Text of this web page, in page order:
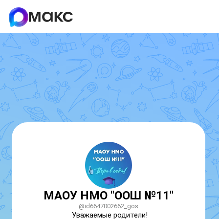
МАОУ НМО "ООШ №11"
@id6647002662_gos
Уважаемые родители!